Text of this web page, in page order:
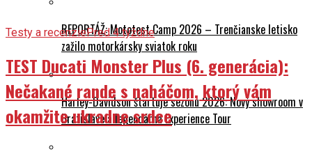
REPORTÁŽ: Mototest Camp 2026 – Trenčianske letisko
zažilo motorkársky sviatok roku
Harley-Davidson štartuje sezónu 2026: Nový showroom v
Bratislave a legendárna Experience Tour
Testy a recenziePred 4 týždne
TEST Ducati Monster Plus (6. generácia):
Nečakané rande s naháčom, ktorý vám
okamžite ukradne srdce